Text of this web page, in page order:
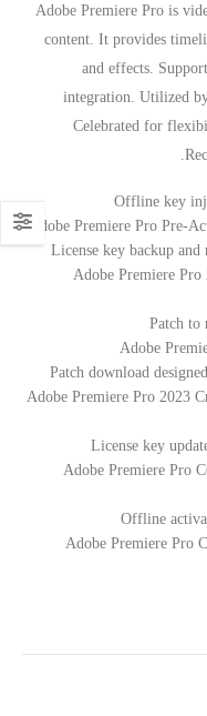
Adobe Premiere Pro is
content. It provides
and effects.
integration. Utilized
Celebrated for
Offline key
Adobe Premiere Pro Pre-
License key backup
Adobe Premiere
Patch to
Adobe
Patch download
Adobe Premiere Pro 2023
License key
Adobe Premiere Pro
Offline
Adobe Premiere Pro